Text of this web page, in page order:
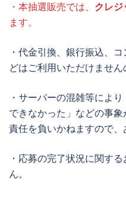
・本抽選販売では、 クレジ
ます。
・代金引換、銀行振込、
どはご利用いただけません
・サーバーの混雑等によ
できなかった」などの事
責任を負いかねますので、
・応募の完了状況に関す
ん。